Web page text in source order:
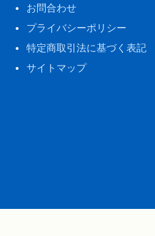
お問合わせ
プライバシーポリシー
特定商取引法に基づく表記
サイトマップ